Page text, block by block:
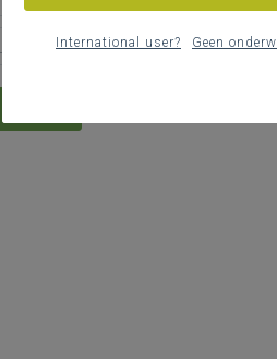
International user? Geen